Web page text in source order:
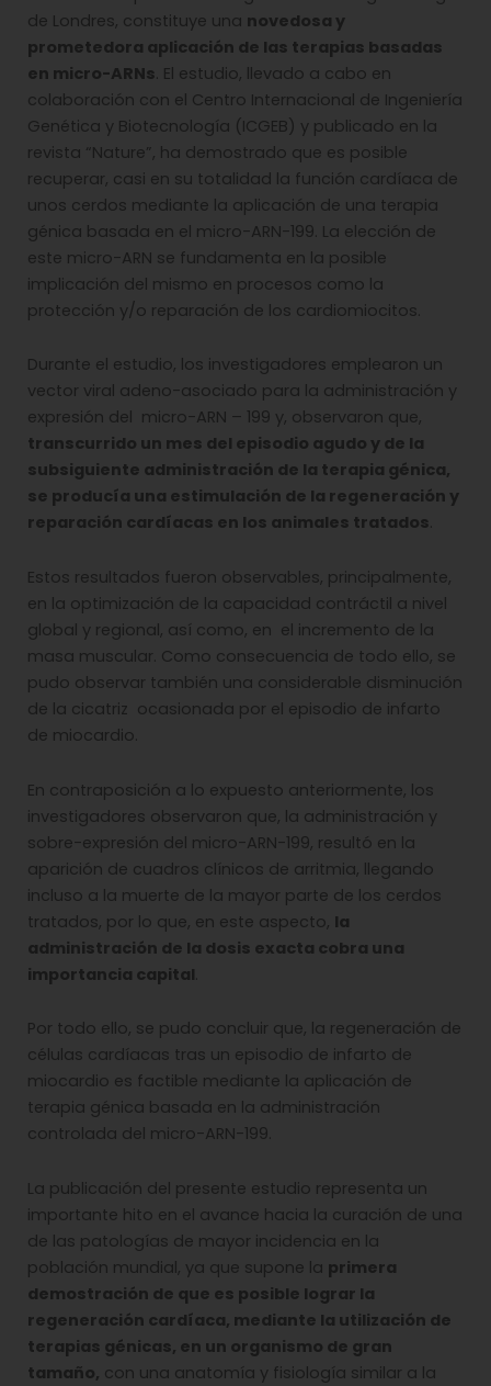
de Londres, constituye una novedosa y
prometedora aplicación de las terapias basadas
en micro-ARNs. El estudio, llevado a cabo en
colaboración con el Centro Internacional de Ingeniería
Genética y Biotecnología (ICGEB) y publicado en la
revista “Nature”, ha demostrado que es posible
recuperar, casi en su totalidad la función cardíaca de
unos cerdos mediante la aplicación de una terapia
génica basada en el micro-ARN-199. La elección de
este micro-ARN se fundamenta en la posible
implicación del mismo en procesos como la
protección y/o reparación de los cardiomiocitos.
Durante el estudio, los investigadores emplearon un
vector viral adeno-asociado para la administración y
expresión del micro-ARN – 199 y, observaron que,
transcurrido un mes del episodio agudo y de la
subsiguiente administración de la terapia génica,
se producía una estimulación de la regeneración y
reparación cardíacas en los animales tratados.
Estos resultados fueron observables, principalmente,
en la optimización de la capacidad contráctil a nivel
global y regional, así como, en el incremento de la
masa muscular. Como consecuencia de todo ello, se
pudo observar también una considerable disminución
de la cicatriz ocasionada por el episodio de infarto
de miocardio.
En contraposición a lo expuesto anteriormente, los
investigadores observaron que, la administración y
sobre-expresión del micro-ARN-199, resultó en la
aparición de cuadros clínicos de arritmia, llegando
incluso a la muerte de la mayor parte de los cerdos
tratados, por lo que, en este aspecto, la
administración de la dosis exacta cobra una
importancia capital.
Por todo ello, se pudo concluir que, la regeneración de
células cardíacas tras un episodio de infarto de
miocardio es factible mediante la aplicación de
terapia génica basada en la administración
controlada del micro-ARN-199.
La publicación del presente estudio representa un
importante hito en el avance hacia la curación de una
de las patologías de mayor incidencia en la
población mundial, ya que supone la primera
demostración de que es posible lograr la
regeneración cardíaca, mediante la utilización de
terapias génicas, en un organismo de gran
tamaño, con una anatomía y fisiología similar a la